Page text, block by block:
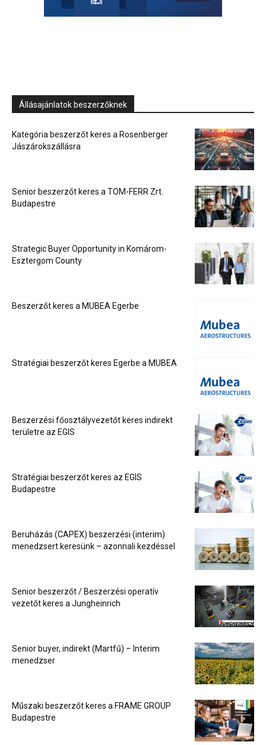
Állásajánlatok beszerzőknek
Kategória beszerzőt keres a Rosenberger
Jászárokszállásra
Senior beszerzőt keres a TOM-FERR Zrt.
Budapestre
Strategic Buyer Opportunity in Komárom-
Esztergom County
Beszerzőt keres a MUBEA Egerbe
Stratégiai beszerzőt keres Egerbe a MUBEA
Beszerzési főosztályvezetőt keres indirekt
területre az EGIS
Stratégiai beszerzőt keres az EGIS
Budapestre
Beruházás (CAPEX) beszerzési (interim)
menedzsert keresünk – azonnali kezdéssel
Senior beszerzőt / Beszerzési operatív
vezetőt keres a Jungheinrich
Senior buyer, indirekt (Martfű) – Interim
menedzser
Műszaki beszerzőt keres a FRAME GROUP
Budapestre